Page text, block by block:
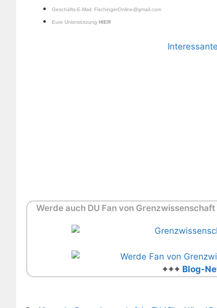
Geschäfts-E-Mail: FischingerOnline@gmail.com
Eure Unterstützung HIER
Werde auch DU Fan von
+++ Blog-